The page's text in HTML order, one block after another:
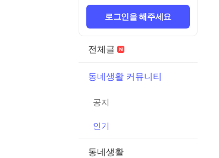
로그인을 해주세요
전체글
동네생활 커뮤니티
공지
인기
동네생활